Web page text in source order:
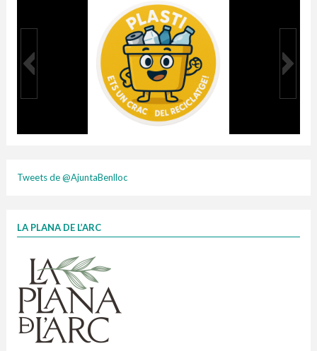
1 contenidors intel·ligents
Finançat per la Unió Europea – NextGenerationEU
Tweets de @AjuntaBenlloc
LA PLANA DE L’ARC